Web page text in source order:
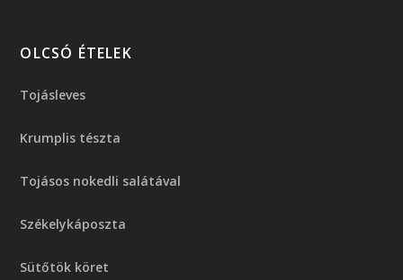
OLCSÓ ÉTELEK
Tojásleves
Krumplis tészta
Tojásos nokedli salátával
Székelykáposzta
Sütőtök köret